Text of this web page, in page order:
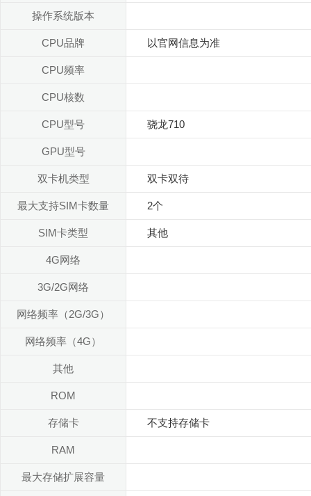
操作系统版本
CPU品牌 以官网信息为准
CPU频率
CPU核数
CPU型号 骁龙710
GPU型号
双卡机类型 双卡双待
最大支持SIM卡数量 2个
SIM卡类型 其他
4G网络
3G/2G网络
网络频率（2G/3G）
网络频率（4G）
其他
ROM
存储卡 不支持存储卡
RAM
最大存储扩展容量